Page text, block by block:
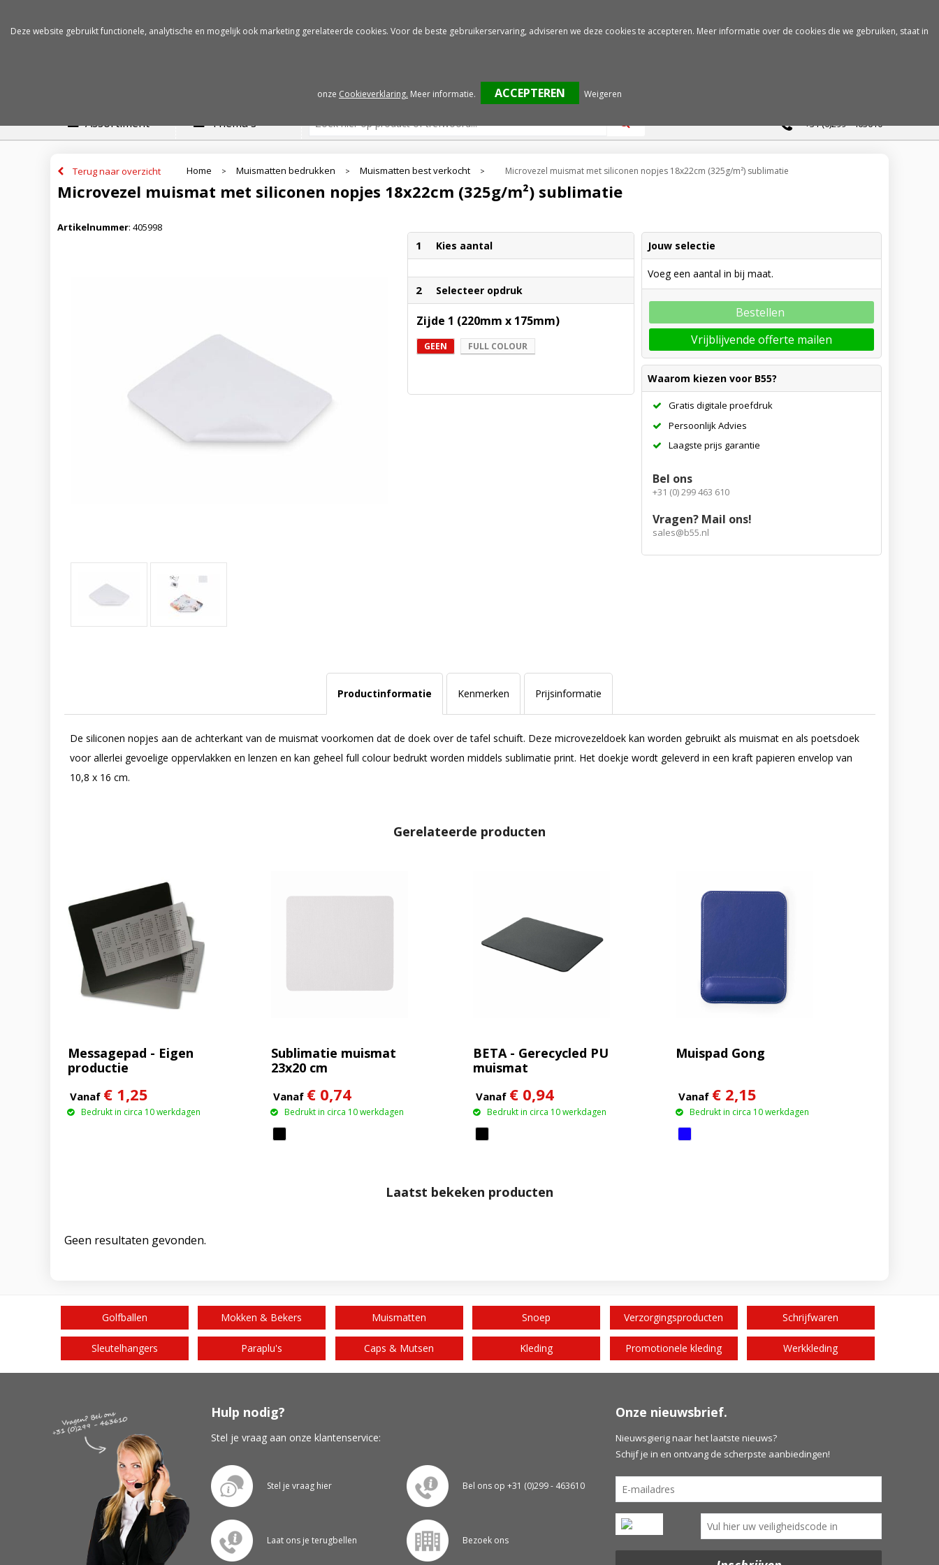
Assortiment Thema's +31 (0)299 - 463610
Terug naar overzicht Home > Muismatten bedrukken > Muismatten best verkocht > Microvezel muismat met siliconen nopjes 18x22cm (325g/m²) sublimatie
Microvezel muismat met siliconen nopjes 18x22cm (325g/m²) sublimatie
Artikelnummer: 405998
1 Kies aantal
2 Selecteer opdruk
Zijde 1 (220mm x 175mm)
GEEN FULL COLOUR
Jouw selectie
Voeg een aantal in bij maat.
Bestellen
Vrijblijvende offerte mailen
Waarom kiezen voor B55?
Gratis digitale proefdruk
Persoonlijk Advies
Laagste prijs garantie
Bel ons
+31 (0) 299 463 610
Vragen? Mail ons!
sales@b55.nl
Productinformatie Kenmerken Prijsinformatie
De siliconen nopjes aan de achterkant van de muismat voorkomen dat de doek over de tafel schuift. Deze microvezeldoek kan worden gebruikt als muismat en als poetsdoek
voor allerlei gevoelige oppervlakken en lenzen en kan geheel full colour bedrukt worden middels sublimatie print. Het doekje wordt geleverd in een kraft papieren envelop van
10,8 x 16 cm.
Gerelateerde producten
Messagepad - Eigen
productie
Vanaf € 1,25
Bedrukt in circa 10 werkdagen
Sublimatie muismat
23x20 cm
Vanaf € 0,74
Bedrukt in circa 10 werkdagen
BETA - Gerecycled PU
muismat
Vanaf € 0,94
Bedrukt in circa 10 werkdagen
Muispad Gong
Vanaf € 2,15
Bedrukt in circa 10 werkdagen
Laatst bekeken producten
Geen resultaten gevonden.
Golfballen Mokken & Bekers Muismatten Snoep Verzorgingsproducten Schrijfwaren
Sleutelhangers Paraplu's Caps & Mutsen Kleding Promotionele kleding Werkkleding
Hulp nodig?
Stel je vraag aan onze klantenservice:
Stel je vraag hier Bel ons op +31 (0)299 - 463610
Laat ons je terugbellen Bezoek ons
Onze nieuwsbrief.
Nieuwsgierig naar het laatste nieuws?
Schijf je in en ontvang de scherpste aanbiedingen!
Deze website gebruikt functionele, analytische en mogelijk ook marketing gerelateerde cookies. Voor de beste gebruikerservaring, adviseren we deze cookies te accepteren. Meer informatie over de cookies die we gebruiken, staat in
onze Cookieverklaring. Meer informatie. Weigeren